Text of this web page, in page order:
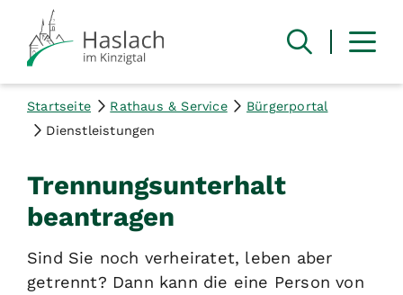
Startseite Rathaus & Service
Bürgerportal
Dienstleistungen
Trennungsunterhalt
beantragen
Sind Sie noch verheiratet, leben aber
getrennt? Dann kann die eine Person von